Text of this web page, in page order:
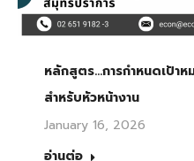
หลักสูตร…การกำหนดเป้าห
สำหรับหัวหน้างาน
January 16, 2026
อ่านต่อ